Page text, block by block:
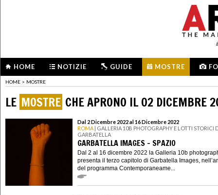
HOME NOTIZIE GUIDE MOSTRE
HOME > MOSTRE
LE MOSTRE CHE APRONO IL 02 DICEMBRE
Dal 2 Dicembre 2022 al 16 Dicembre 2022
ROMA | GALLERIA 10B PHOTOGRAPHY E LOTTI STORICI
GARBATELLA
GARBATELLA IMAGES - SPAZIO
Dal 2 al 16 dicembre 2022 la Galleria 10b
presenta il terzo capitolo di Garbatella Images,
del programma Contemporaneame...